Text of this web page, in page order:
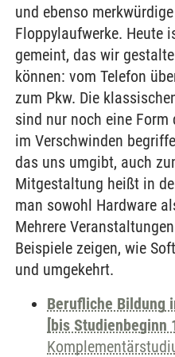
und ebenso
Floppylaufwerke. Heute
gemeint, das wir
können: vom Telefon
zum Pkw. Die
sind nur noch eine Form
im Verschwinden
das uns umgibt, auch
Mitgestaltung heißt in
man sowohl Hardware
Mehrere
Beispiele zeigen, wie
und umgekehrt.
Berufliche Bildung
[bis Studienbeginn